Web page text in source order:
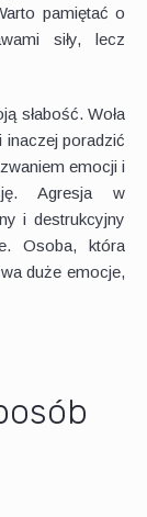
pamiętać o
siły, lecz
słabość. Woła
poradzić
emocji i
Agresja w
i destrukcyjny
Osoba, która
duże emocje,